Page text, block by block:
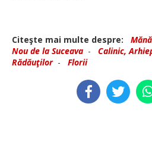
Citeşte mai multe despre:
Nou de la Suceava - Calinic,
Rădăuţilor- Florii